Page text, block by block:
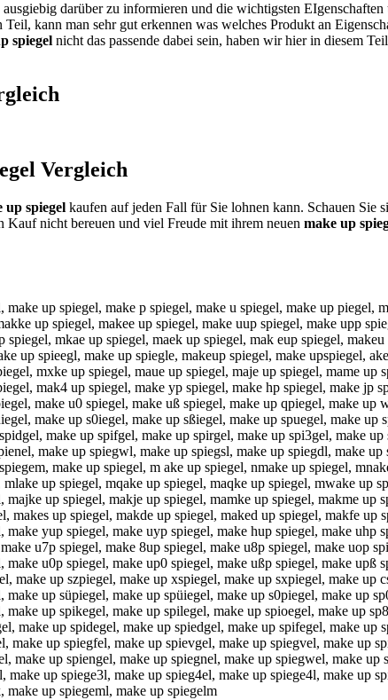
darüber zu informieren und die wichtigsten
Teil, kann man sehr gut erkennen was welches Produkt an
spiegel nicht das passende dabei sein, haben wir hier in diesem
Vergleich
up spiegel kaufen auf jeden Fall für Sie lohnen kann. Schauen Sie
nicht bereuen und viel Freude mit ihrem neuen make up
up spiegel, make p spiegel, make u spiegel, make up piegel,
up spiegel, makee up spiegel, make uup spiegel, make upp
mkae up spiegel, maek up spiegel, mak eup spiegel,
up spieegl, make up spiegle, makeup spiegel, make upspiegel,
mxke up spiegel, maue up spiegel, maje up spiegel, mame
mak4 up spiegel, make yp spiegel, make hp spiegel, make jp
make u0 spiegel, make uß spiegel, make up qpiegel, make
make up s0iegel, make up sßiegel, make up spuegel, make
make up spifgel, make up spirgel, make up spi3gel, make
make up spiegwl, make up spiegsl, make up spiegdl, make
make up spiegel, m ake up spiegel, nmake up spiegel,
up spiegel, mqake up spiegel, maqke up spiegel, mwake up
up spiegel, makje up spiegel, mamke up spiegel, makme
makes up spiegel, makde up spiegel, maked up spiegel, makfe
yup spiegel, make uyp spiegel, make hup spiegel, make
u7p spiegel, make 8up spiegel, make u8p spiegel, make uop
u0p spiegel, make up0 spiegel, make ußp spiegel, make
make up szpiegel, make up xspiegel, make up sxpiegel, make
up süpiegel, make up spüiegel, make up s0piegel, make up
up spikegel, make up spilegel, make up spioegel, make up
make up spidegel, make up spiedgel, make up spifegel, make
make up spiegfel, make up spievgel, make up spiegvel, make up
make up spiengel, make up spiegnel, make up spiegwel, make
up spiege3l, make up spieg4el, make up spiege4l, make up
up spiegeml, make up spiegelm